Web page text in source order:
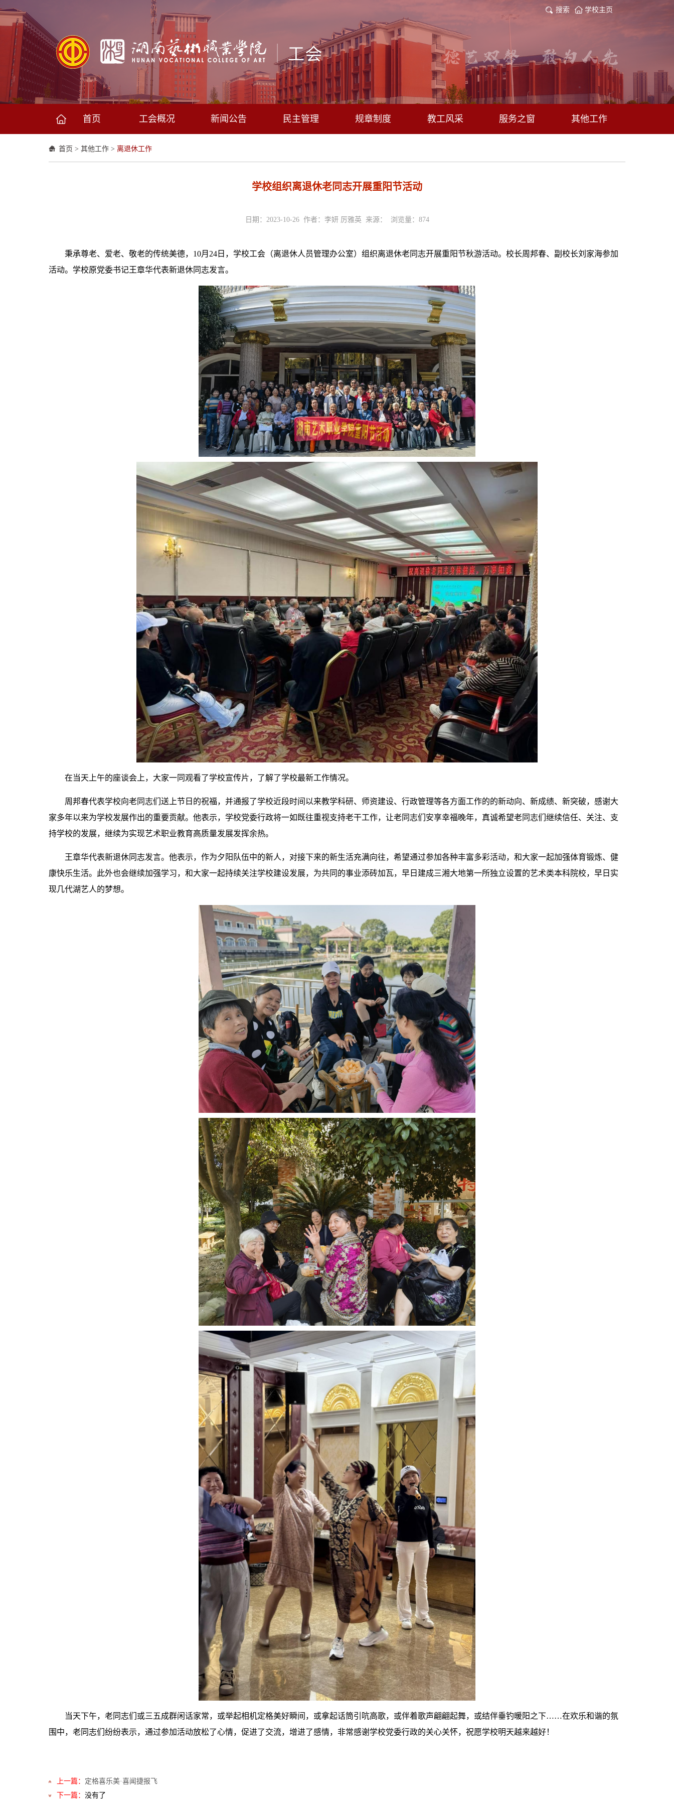
搜索 学校主页
首页 工会概况 新闻公告 民主管理 规章制度 教工风采 服务之窗 其他工作
首页 > 其他工作 > 离退休工作
学校组织离退休老同志开展重阳节活动
日期：2023-10-26 作者：李妍 厉雅英 来源： 浏览量： 874
秉承尊老、爱老、敬老的传统美德，10月24日，学校工会（离退休人员管理办公室）组织离退休老同志开展重阳节秋游活动。校长周邦春、副校长刘家海参加
活动。学校原党委书记王章华代表新退休同志发言。
在当天上午的座谈会上，大家一同观看了学校宣传片，了解了学校最新工作情况。
周邦春代表学校向老同志们送上节日的祝福，并通报了学校近段时间以来教学科研、师资建设、行政管理等各方面工作的的新动向、新成绩、新突破，感谢大
家多年以来为学校发展作出的重要贡献。他表示，学校党委行政将一如既往重视支持老干工作，让老同志们安享幸福晚年，真诚希望老同志们继续信任、关注、支
持学校的发展，继续为实现艺术职业教育高质量发展发挥余热。
王章华代表新退休同志发言。他表示，作为夕阳队伍中的新人，对接下来的新生活充满向往，希望通过参加各种丰富多彩活动，和大家一起加强体育锻炼、健
康快乐生活。此外也会继续加强学习，和大家一起持续关注学校建设发展，为共同的事业添砖加瓦，早日建成三湘大地第一所独立设置的艺术类本科院校，早日实
现几代湖艺人的梦想。
当天下午，老同志们或三五成群闲话家常，或举起相机定格美好瞬间，或拿起话筒引吭高歌，或伴着歌声翩翩起舞，或结伴垂钓暖阳之下……在欢乐和谐的氛
围中，老同志们纷纷表示，通过参加活动放松了心情，促进了交流，增进了感情，非常感谢学校党委行政的关心关怀，祝愿学校明天越来越好！
上一篇： 定格喜乐美·喜闻捷报飞
下一篇： 没有了